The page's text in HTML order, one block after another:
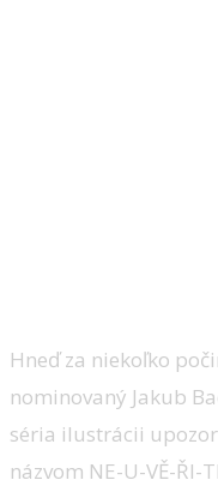
Hneď za niekoľko
nominovaný Jakub
séria ilustrácii
názvom NE-U-VĚ-